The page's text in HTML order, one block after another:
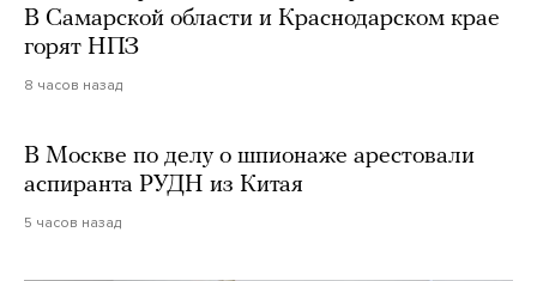
В Самарской области и Краснодарском крае
горят НПЗ
8 часов назад
В Москве по делу о шпионаже арестовали
аспиранта РУДН из Китая
5 часов назад